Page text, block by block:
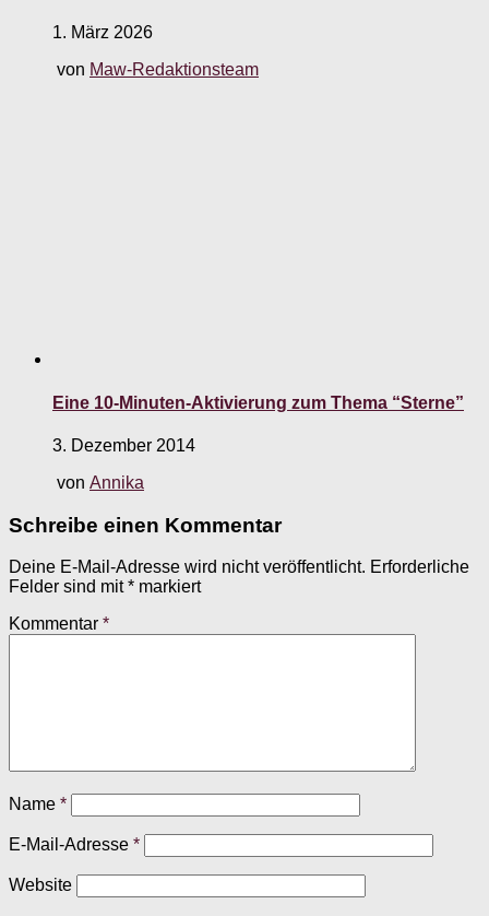
1. März 2026
von Maw-Redaktionsteam
Eine 10-Minuten-Aktivierung zum Thema “Sterne”
3. Dezember 2014
von Annika
Schreibe einen Kommentar
Deine E-Mail-Adresse wird nicht veröffentlicht. Erforderliche
Felder sind mit* markiert
Kommentar *
Name *
E-Mail-Adresse *
Website